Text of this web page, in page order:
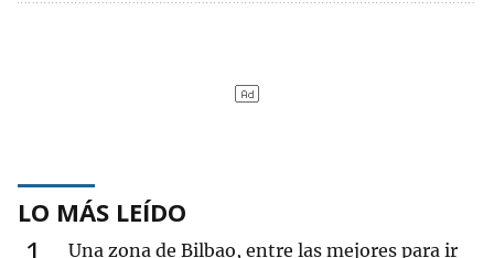
LO MÁS LEÍDO
Una zona de Bilbao, entre las mejores para ir